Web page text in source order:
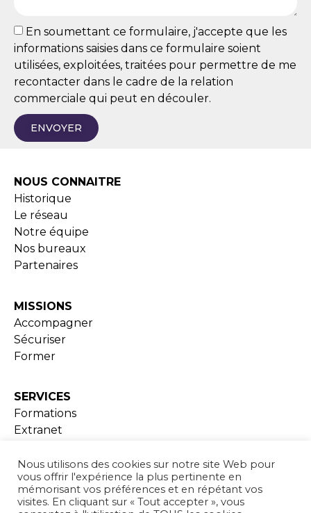
En soumettant ce formulaire, j'accepte que les
informations saisies dans ce formulaire soient
utilisées, exploitées, traitées pour permettre de me
recontacter dans le cadre de la relation
commerciale qui peut en découler.
ENVOYER
NOUS CONNAITRE
Historique
Le réseau
Notre équipe
Nos bureaux
Partenaires
MISSIONS
Accompagner
Sécuriser
Former
SERVICES
Formations
Extranet
ADHESION
Nous utilisons des cookies sur notre site Web pour
vous offrir l'expérience la plus pertinente en
mémorisant vos préférences et en répétant vos
visites. En cliquant sur « Tout accepter », vous